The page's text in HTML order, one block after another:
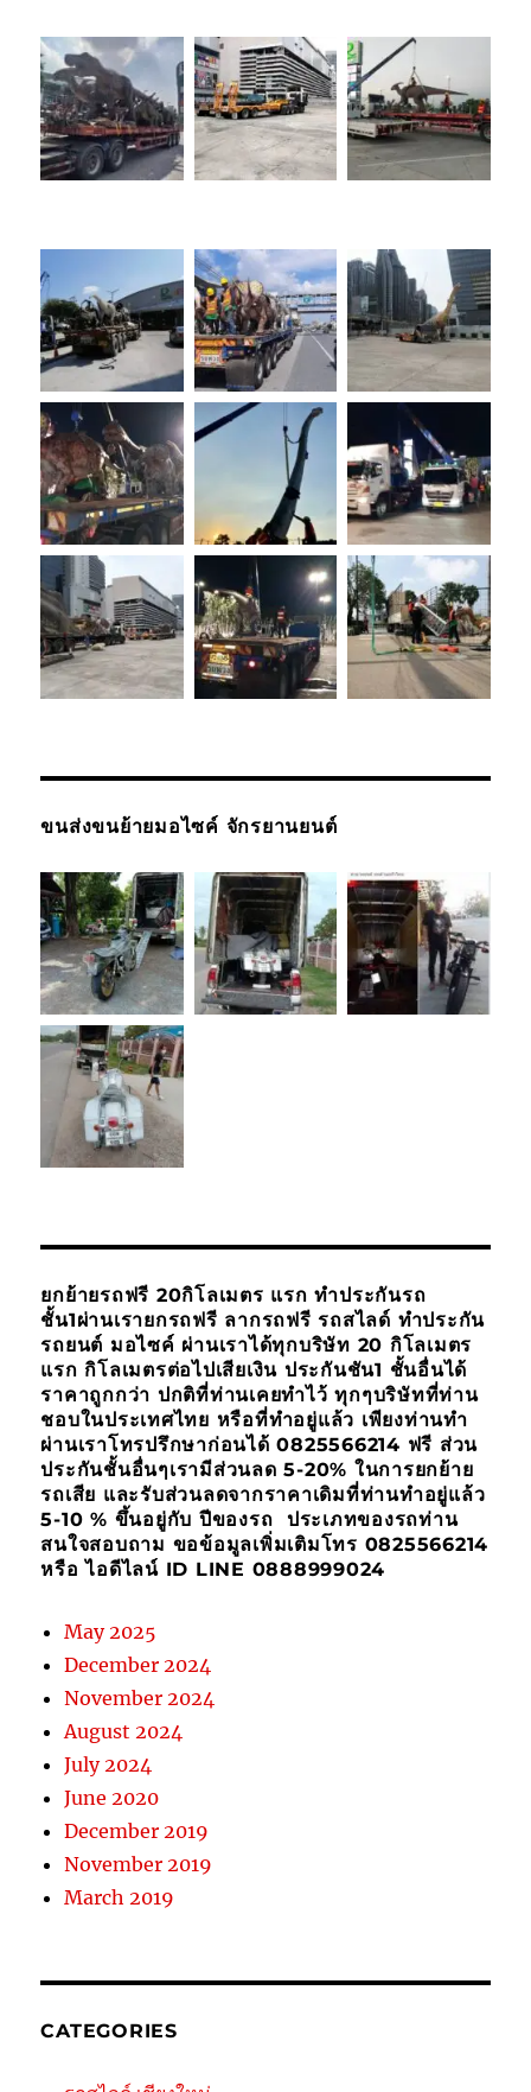
ขนส่งขนย้ายมอไซค์ จักรยานยนต์
ยกย้ายรถฟรี 20กิโลเมตร แรก ทำประกันรถ
ชั้น1ผ่านเรายกรถฟรี ลากรถฟรี รถสไลด์ ทำประกัน
รถยนต์ มอไซค์ ผ่านเราได้ทุกบริษัท 20 กิโลเมตร
แรก กิโลเมตรต่อไปเสียเงิน ประกันชัน1 ชั้นอื่นได้
ราคาถูกกว่า ปกติที่ท่านเคยทำไว้ ทุกๆบริษัทที่ท่าน
ชอบในประเทศไทย หรือที่ทำอยู่แล้ว เพียงท่านทำ
ผ่านเราโทรปรึกษาก่อนได้ 0825566214 ฟรี ส่วน
ประกันชั้นอื่นๆเรามีส่วนลด 5-20% ในการยกย้าย
รถเสีย และรับส่วนลดจากราคาเดิมที่ท่านทำอยู่แล้ว
5-10 % ขึ้นอยู่กับ ปีของรถ ประเภทของรถท่าน
สนใจสอบถาม ขอข้อมูลเพิ่มเติมโทร 0825566214
หรือ ไอดีไลน์ ID LINE 0888999024
May 2025
December 2024
November 2024
August 2024
July 2024
June 2020
December 2019
November 2019
March 2019
CATEGORIES